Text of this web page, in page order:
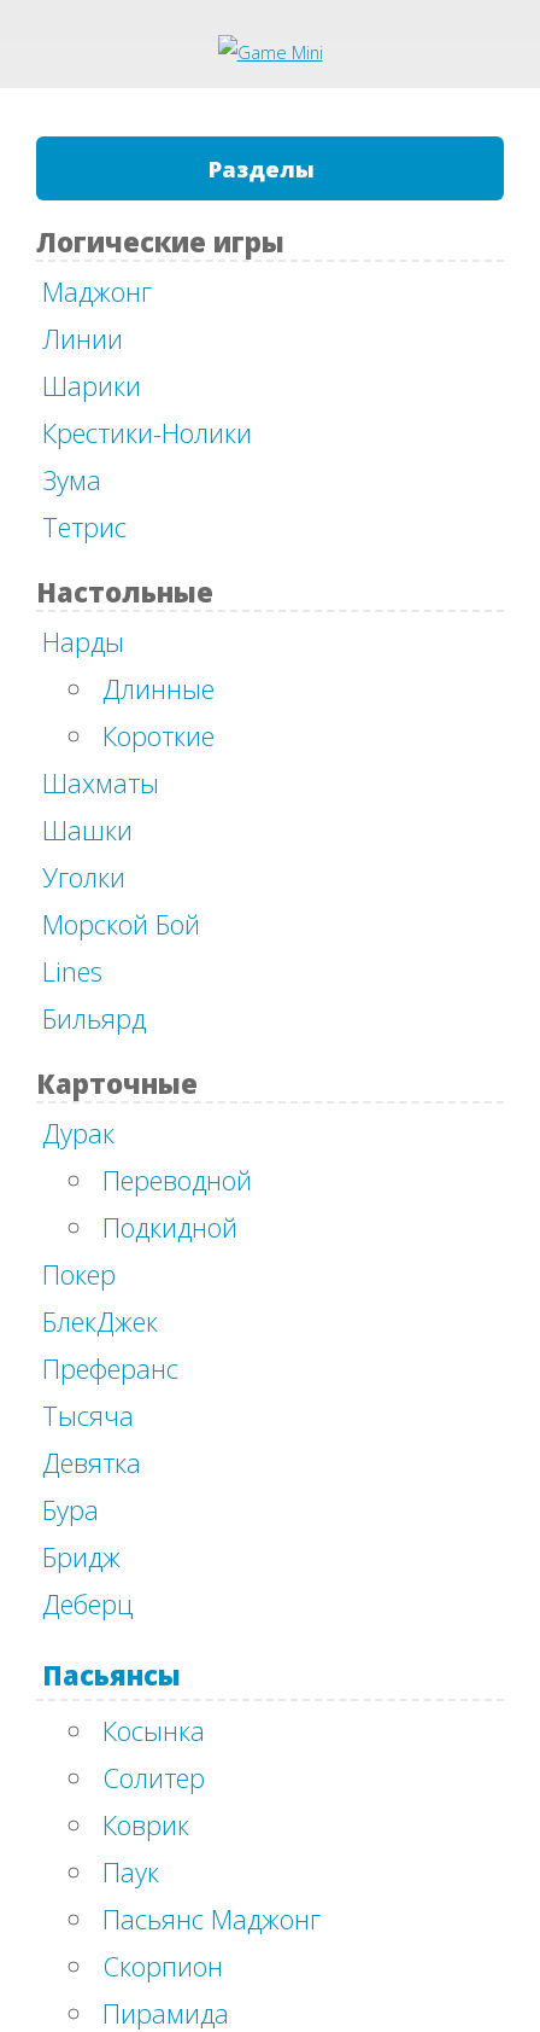
Разделы
Логические игры
Маджонг
Линии
Шарики
Крестики-Нолики
Зума
Тетрис
Настольные
Нарды
Длинные
Короткие
Шахматы
Шашки
Уголки
Морской Бой
Lines
Бильярд
Карточные
Дурак
Переводной
Подкидной
Покер
БлекДжек
Преферанс
Тысяча
Девятка
Бура
Бридж
Деберц
Пасьянсы
Косынка
Солитер
Коврик
Паук
Пасьянс Маджонг
Скорпион
Пирамида